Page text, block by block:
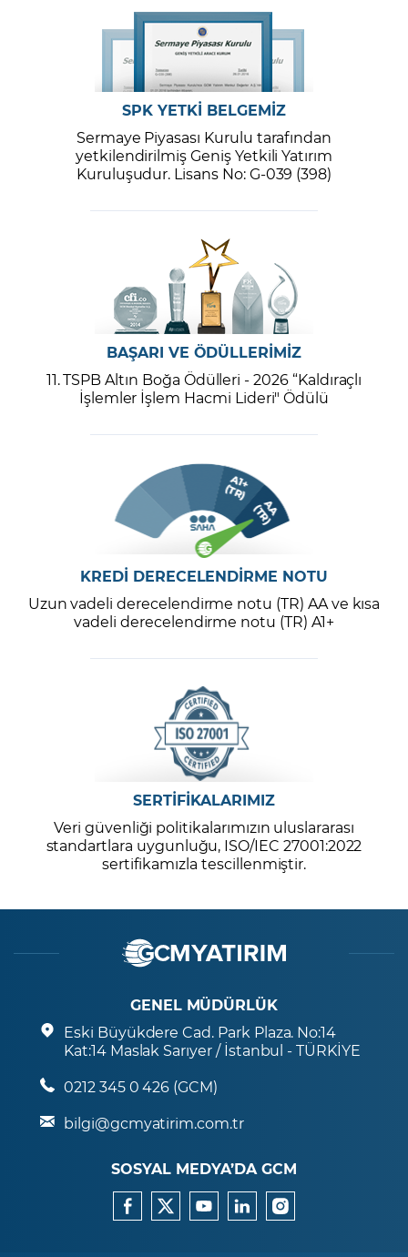
SPK YETKİ BELGEMİZ
Sermaye Piyasası Kurulu tarafından
yetkilendirilmiş Geniş Yetkili Yatırım
Kuruluşudur. Lisans No: G-039 (398)
BAŞARI VE ÖDÜLLERİMİZ
11. TSPB Altın Boğa Ödülleri - 2026 “Kaldıraçlı
İşlemler İşlem Hacmi Lideri" Ödülü
KREDİ DERECELENDİRME NOTU
Uzun vadeli derecelendirme notu (TR) AA ve kısa
vadeli derecelendirme notu (TR) A1+
SERTİFİKALARIMIZ
Veri güvenliği politikalarımızın uluslararası
standartlara uygunluğu, ISO/IEC 27001:2022
sertifikamızla tescillenmiştir.
GENEL MÜDÜRLÜK
Eski Büyükdere Cad. Park Plaza. No:14
Kat:14 Maslak Sarıyer / İstanbul - TÜRKİYE
0212 345 0 426 (GCM)
bilgi@gcmyatirim.com.tr
SOSYAL MEDYA’DA GCM